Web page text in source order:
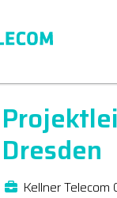
Dresden
Kellner Telecom